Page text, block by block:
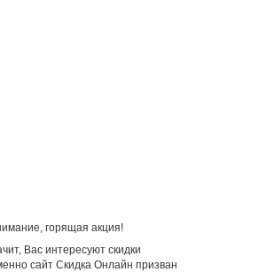
горящая акция!
Вас интересуют скидки
сайт Скидка Онлайн призван